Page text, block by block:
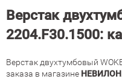
Верстак
2204.F30.1500:
Верстак двухтумбовый
заказа в магазине НЕВИЛОН